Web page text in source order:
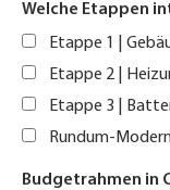
Welche Etappen
Etappe 1 |
Etappe 2 |
Etappe 3 |
Rundum-
Budgetrahmen in